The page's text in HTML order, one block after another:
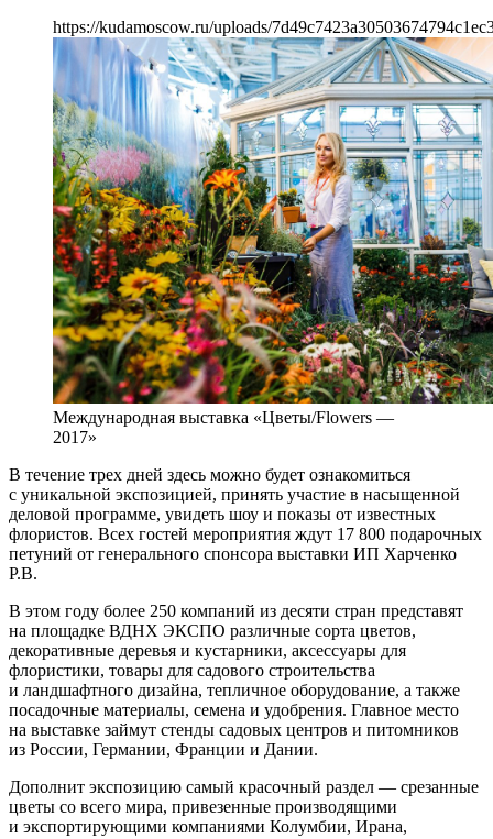
https://kudamoscow.ru/uploads/
Международная выставка «Цветы/Flowers —
2017»
В течение трех дней здесь можно будет ознакомиться
с уникальной экспозицией, принять участие в насыщенной
деловой программе, увидеть шоу и показы от известных
флористов. Всех гостей мероприятия ждут 17 800 подарочных
петуний от генерального спонсора выставки ИП Харченко
Р.В.
В этом году более 250 компаний из десяти стран представят
на площадке ВДНХ ЭКСПО различные сорта цветов,
декоративные деревья и кустарники, аксессуары для
флористики, товары для садового строительства
и ландшафтного дизайна, тепличное оборудование, а также
посадочные материалы, семена и удобрения. Главное место
на выставке займут стенды садовых центров и питомников
из России, Германии, Франции и Дании.
Дополнит экспозицию самый красочный раздел — срезанные
цветы со всего мира, привезенные производящими
и экспортирующими компаниями Колумбии, Ирана,